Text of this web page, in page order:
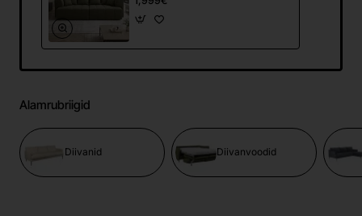
Alamrubriigid
Diivanid Diivanvoodid